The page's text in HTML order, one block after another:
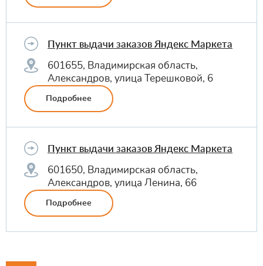
Пункт выдачи заказов Яндекс Маркета
601655, Владимирская область,
Александров, улица Терешковой, 6
Подробнее
Пункт выдачи заказов Яндекс Маркета
601650, Владимирская область,
Александров, улица Ленина, 66
Подробнее